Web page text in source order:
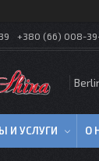
+380 (66) 008-
И УСЛУГИ О